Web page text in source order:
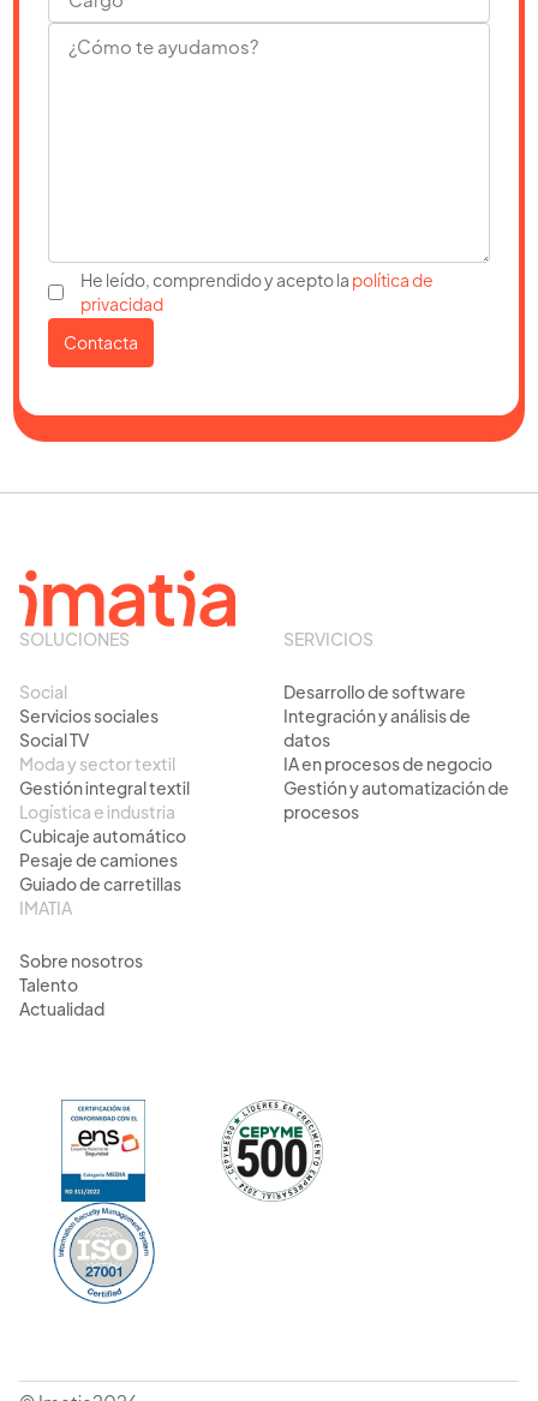
He leído, comprendido y acepto la política de
privacidad
SOLUCIONES
Social
Servicios sociales
Social TV
Moda y sector textil
Gestión integral textil
Logística e industria
Cubicaje automático
Pesaje de camiones
Guiado de carretillas
SERVICIOS
Desarrollo de software
Integración y análisis de
datos
IA en procesos de negocio
Gestión y automatización de
procesos
IMATIA
Sobre nosotros
Talento
Actualidad